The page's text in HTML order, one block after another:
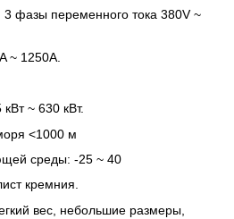
фазы переменного тока 380V ~
~ 1250A.
~ 630 кВт.
<1000 м
среды: -25 ~ 40
кремния.
вес, небольшие размеры,